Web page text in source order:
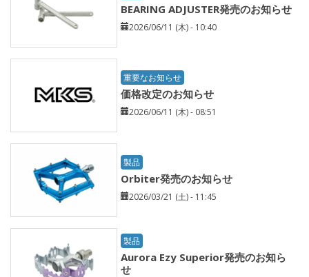
BEARING ADJUSTER発売のお知らせ
2026/06/11 (木) - 10:40
重要なお知らせ
価格改定のお知らせ
2026/06/11 (木) - 08:51
製品
Orbiter発売のお知らせ
2026/03/21 (土) - 11:45
製品
Aurora Ezy Superior発売のお知ら
せ